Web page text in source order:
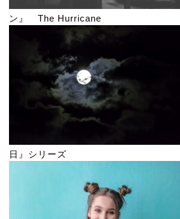
ン』 The Hurricane
日』シリーズ